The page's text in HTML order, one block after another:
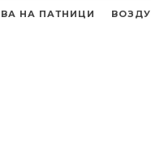
НА ПАТНИЦИ